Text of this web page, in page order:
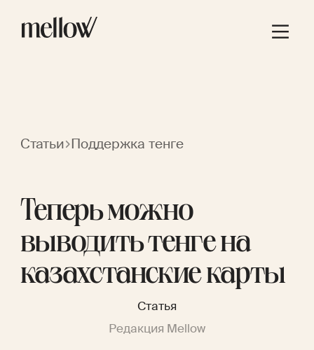
Статьи Поддержка тенге
Теперь можно
выводить тенге на
казахстанские карты
Статья
Редакция Mellow